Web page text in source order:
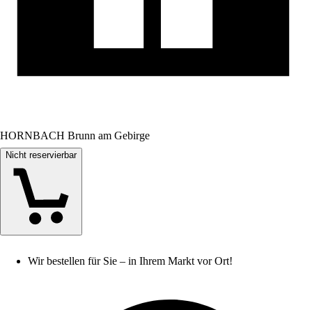
HORNBACH Brunn am Gebirge
Nicht reservierbar
Wir bestellen für Sie – in Ihrem Markt vor Ort!